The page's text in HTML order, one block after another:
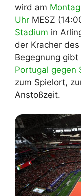
wird am
Uhr MESZ
Stadium in
der Kracher des
Begegnung
Portugal gegen
zum Spielort,
Anstoßzeit.